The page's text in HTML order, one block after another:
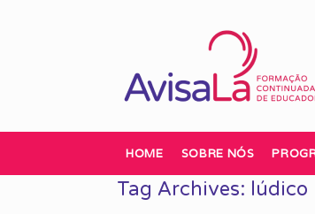
HOME SOBRE NÓS
Tag Archives: lúdico